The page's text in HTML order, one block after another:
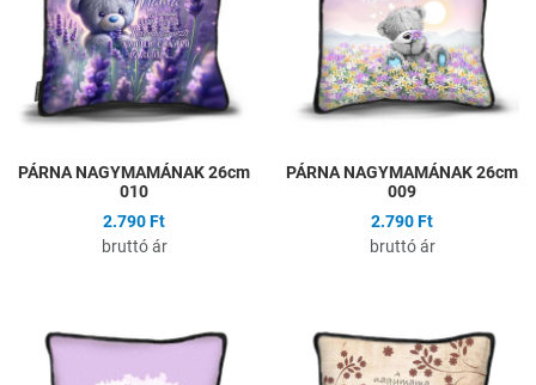
Gyors nézet
PÁRNA NAGYMAMÁNAK 26cm
010
2.790 Ft
bruttó ár
PÁRNA NAGYMAMÁNAK 26cm
009
2.790 Ft
bruttó ár
Összehasonlítás